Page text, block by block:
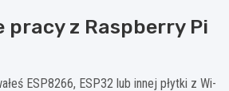
pracy z Raspberry Pi
ESP8266, ESP32 lub innej płytki z Wi-